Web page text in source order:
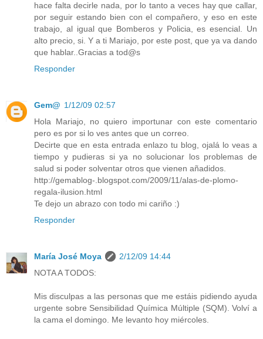
hace falta decirle nada, por lo tanto a veces hay que callar,
por seguir estando bien con el compañero, y eso en este
trabajo, al igual que Bomberos y Policia, es esencial. Un
alto precio, si. Y a ti Mariajo, por este post, que ya va dando
que hablar..Gracias a tod@s
Responder
Gem@ 1/12/09 02:57
Hola Mariajo, no quiero importunar con este comentario
pero es por si lo ves antes que un correo.
Decirte que en esta entrada enlazo tu blog, ojalá lo veas a
tiempo y pudieras si ya no solucionar los problemas de
salud si poder solventar otros que vienen añadidos.
http://gemablog-.blogspot.com/2009/11/alas-de-plomo-
regala-ilusion.html
Te dejo un abrazo con todo mi cariño :)
Responder
María José Moya
2/12/09 14:44
NOTA A TODOS:
Mis disculpas a las personas que me estáis pidiendo ayuda
urgente sobre Sensibilidad Química Múltiple (SQM). Volví a
la cama el domingo. Me levanto hoy miércoles.